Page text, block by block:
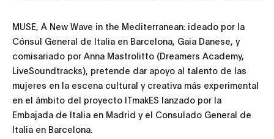
MUSE, A New Wave in the Mediterranean: ideado por la
Cónsul General de Italia en Barcelona, Gaia Danese, y
comisariado por Anna Mastrolitto (Dreamers Academy,
LiveSoundtracks), pretende dar apoyo al talento de las
mujeres en la escena cultural y creativa más experimental
en el ámbito del proyecto ITmakES lanzado por la
Embajada de Italia en Madrid y el Consulado General de
Italia en Barcelona.